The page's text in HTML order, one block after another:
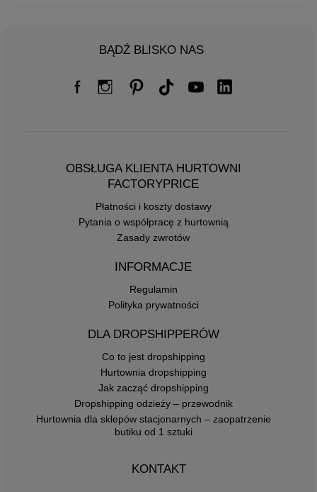
BĄDŹ BLISKO NAS
OBSŁUGA KLIENTA HURTOWNI
FACTORYPRICE
Płatności i koszty dostawy
Pytania o współpracę z hurtownią
Zasady zwrotów
INFORMACJE
Regulamin
Polityka prywatności
DLA DROPSHIPPERÓW
Co to jest dropshipping
Hurtownia dropshipping
Jak zacząć dropshipping
Dropshipping odzieży – przewodnik
Hurtownia dla sklepów stacjonarnych – zaopatrzenie
butiku od 1 sztuki
KONTAKT